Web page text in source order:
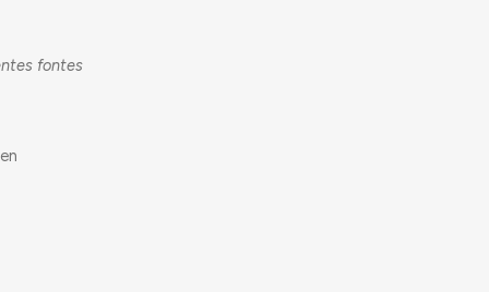
fontes